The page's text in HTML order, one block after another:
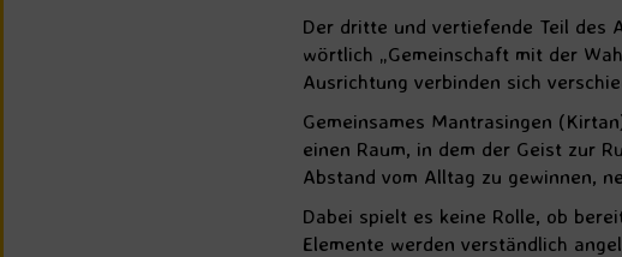
Der dritte und vertiefende Teil des
wörtlich „Gemeinschaft mit der
Ausrichtung verbinden sich
Gemeinsames Mantrasingen
einen Raum, in dem der Geist zur
Abstand vom Alltag zu gewinnen,
Dabei spielt es keine Rolle, ob
Elemente werden verständlich